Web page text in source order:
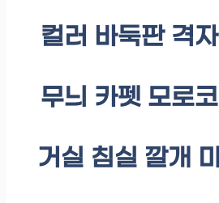
컬러 바둑판 격자
무늬 카펫 모로코
거실 침실 깔개 미